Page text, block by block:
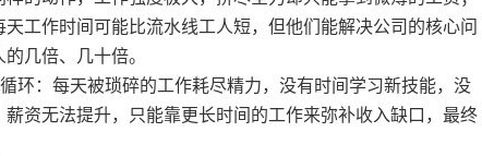
工作时间可能比流水线工人短，但他们能解决公司的核心问
几倍、几十倍。
环：每天被琐碎的工作耗尽精力，没有时间学习新技能，没
资无法提升，只能靠更长时间的工作来弥补收入缺口，最终